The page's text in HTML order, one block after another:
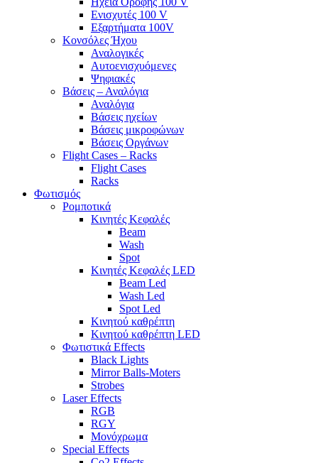
Ενισχυτές 100 V
Εξαρτήματα 100V
Κονσόλες Ήχου
Αναλογικές
Αυτοενισχυόμενες
Ψηφιακές
Βάσεις – Αναλόγια
Αναλόγια
Βάσεις ηχείων
Βάσεις μικροφώνων
Βάσεις Οργάνων
Flight Cases – Racks
Flight Cases
Racks
Φωτισμός
Ρομποτικά
Κινητές Κεφαλές
Beam
Wash
Spot
Κινητές Κεφαλές LED
Beam Led
Wash Led
Spot Led
Κινητού καθρέπτη
Κινητού καθρέπτη LED
Φωτιστικά Effects
Black Lights
Mirror Balls-Moters
Strobes
Laser Effects
RGB
RGY
Μονόχρωμα
Special Effects